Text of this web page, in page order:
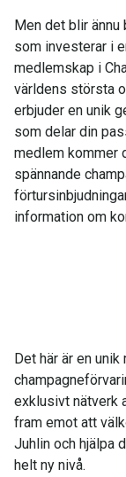
Men det blir
som investerar i
medlemskap i
världens största
erbjuder en unik
som delar din
medlem kommer
spännande
information om
Det här är en
exklusivt nätverk
fram emot att
Juhlin och hjälpa
helt ny nivå.